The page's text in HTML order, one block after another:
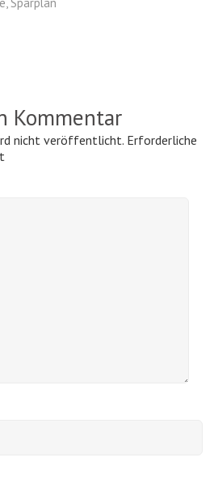
Kommentar
nicht veröffentlicht. Erforderliche